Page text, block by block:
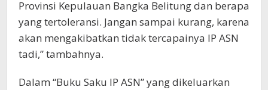
Provinsi Kepulauan Bangka Belitung dan berapa
yang tertoleransi. Jangan sampai kurang, karena
akan mengakibatkan tidak tercapainya IP ASN
tadi,” tambahnya.
Dalam “Buku Saku IP ASN” yang dikeluarkan